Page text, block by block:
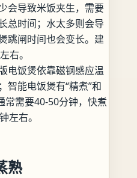
会导致米饭夹生，需要
总时间；水太多则会导
跳闸时间也会变长。建
右。
电饭煲依靠磁钢感应温
智能电饭煲有“精煮”和
常需要40-50分钟，快煮
左右。
熟